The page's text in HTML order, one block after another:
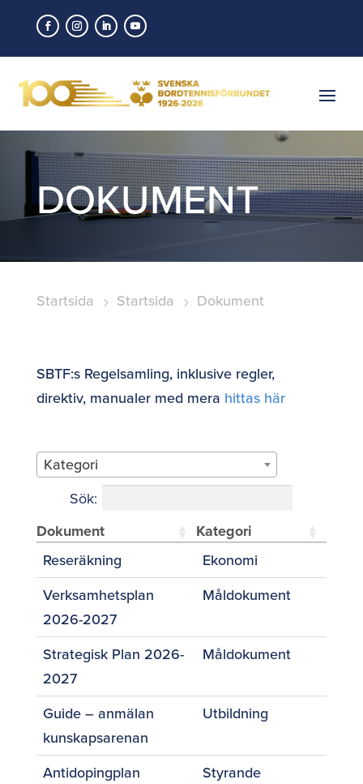
DOKUMENT
Startsida 5 Startsida 5 Dokument
SBTF:s Regelsamling, inklusive regler,
direktiv, manualer med mera hittas här
Kategori
Sök:
Dokument Kategori
Reseräkning
Ekonomi
Verksamhetsplan
2026-2027
Måldokument
Strategisk Plan 2026-
2027
Måldokument
Guide – anmälan
kunskapsarenan
Utbildning
Antidopingplan
Styrande